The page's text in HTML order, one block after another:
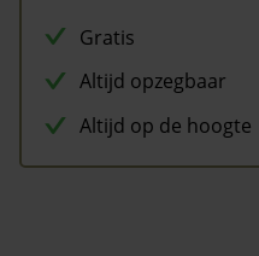
Gratis
Altijd opzegbaar
Altijd op de hoogte